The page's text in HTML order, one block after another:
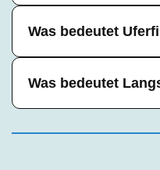
Was bedeutet
Was bedeutet